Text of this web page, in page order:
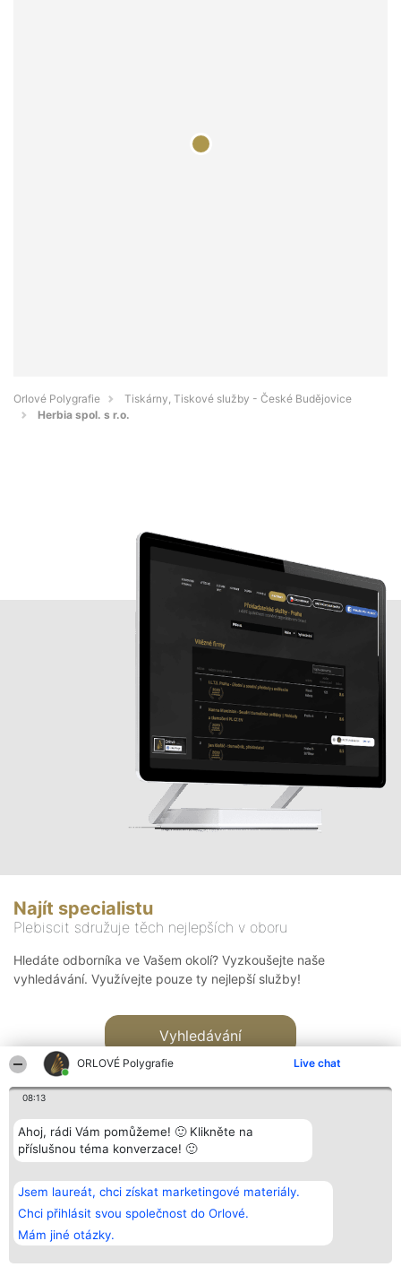
ORLOVÉ Polygrafie Live chat
08:13
Ahoj, rádi Vám pomůžeme! 🙂 Klikněte na
příslušnou téma konverzace! 🙂
Jsem laureát, chci získat marketingové materiály.
Chci přihlásit svou společnost do Orlové.
Mám jiné otázky.
Orlové Polygrafie
Tiskárny, Tiskové služby - České Budějovice
Herbia spol. s r.o.
Najít specialistu
Plebiscit sdružuje těch nejlepších v oboru
Hledáte odborníka ve Vašem okolí? Vyzkoušejte naše
vyhledávání. Využívejte pouze ty nejlepší služby!
Vyhledávání
Bright Side Solutions sp. z o.
o. sp. k.
ul. Ruska 22
Wrocław 50-079
KRS 0000749100 | Regon
381313360 | NIP 8943132676
Vítězové
Seznam všech
laureátů
Zásady
Zásady
Kontakt